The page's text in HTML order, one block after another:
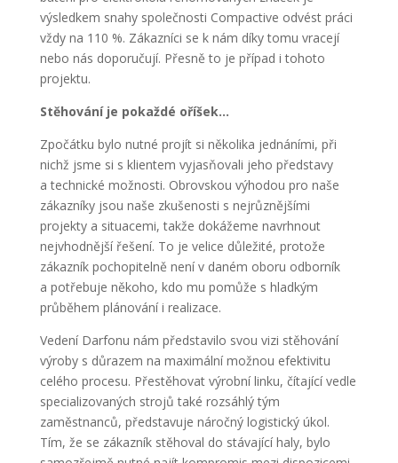
výsledkem snahy společnosti Compactive odvést práci
vždy na 110 %. Zákazníci se k nám díky tomu vracejí
nebo nás doporučují. Přesně to je případ i tohoto
projektu.
Stěhování je pokaždé oříšek…
Zpočátku bylo nutné projít si několika jednáními, při
nichž jsme si s klientem vyjasňovali jeho představy
a technické možnosti. Obrovskou výhodou pro naše
zákazníky jsou naše zkušenosti s nejrůznějšími
projekty a situacemi, takže dokážeme navrhnout
nejvhodnější řešení. To je velice důležité, protože
zákazník pochopitelně není v daném oboru odborník
a potřebuje někoho, kdo mu pomůže s hladkým
průběhem plánování i realizace.
Vedení Darfonu nám představilo svou vizi stěhování
výroby s důrazem na maximální možnou efektivitu
celého procesu. Přestěhovat výrobní linku, čítající vedle
specializovaných strojů také rozsáhlý tým
zaměstnanců, představuje náročný logistický úkol.
Tím, že se zákazník stěhoval do stávající haly, bylo